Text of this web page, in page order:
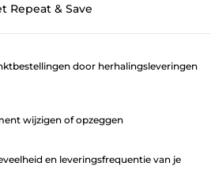
Repeat & Save
door herhalingsleveringen
wijzigen of opzeggen
en leveringsfrequentie van je